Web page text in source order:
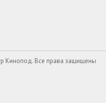
Кинопод. Все права защищены